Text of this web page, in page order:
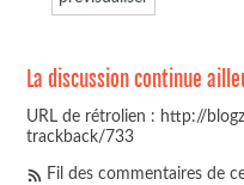
La discussion continue
URL de rétrolien : http://
trackback/733
Fil des commentaires de